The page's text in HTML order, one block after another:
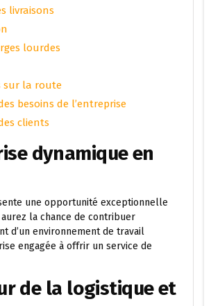
livraisons
lourdes
sur la route
besoins de l’entreprise
clients
dynamique en
une opportunité exceptionnelle
la chance de contribuer
d’un environnement de travail
engagée à offrir un service de
de la logistique et